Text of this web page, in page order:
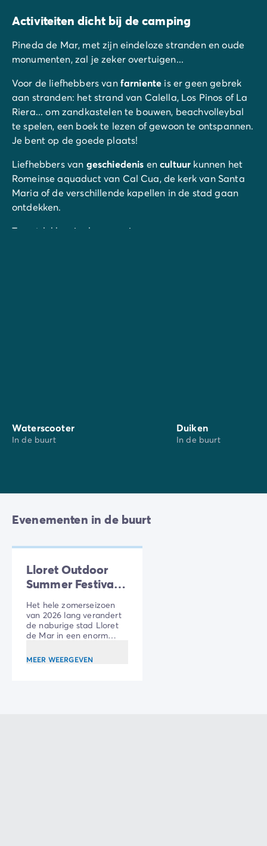
Activiteiten dicht bij de camping
Pineda de Mar, met zijn eindeloze stranden en oude
monumenten, zal je zeker overtuigen...
Voor de liefhebbers vanfarniente is er geen gebrek
aan stranden: het strand van Calella, Los Pinos of La
Riera... om zandkastelen te bouwen, beachvolleybal
te spelen, een boek te lezen of gewoon te ontspannen.
Je bent op de goede plaats!
Liefhebbers van geschiedenis encultuur kunnen het
Romeinse aquaduct van Cal Cua, de kerk van Santa
Maria of de verschillende kapellen in de stad gaan
ontdekken.
Te ontdekken in de omgeving:
Waterscooter
In de buurt
Duiken
In de buurt
Evenementen in de buurt
Lloret Outdoor
Summer Festival
2026
Het hele zomerseizoen
van 2026 lang verandert
de naburige stad Lloret
de Mar in een enorm
nieuwe editie van het
Lloret Outdoor Summer
MEER WEERGEVEN